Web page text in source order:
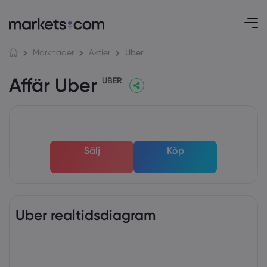
Marknader Aktier Uber
Affär Uber UBER
Sälj Köp
Uber realtidsdiagram